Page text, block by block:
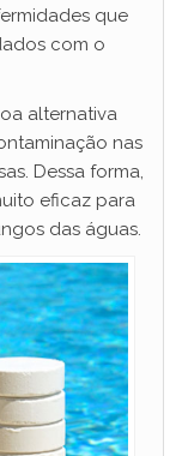
que
com o
alternativa
nas
Dessa forma,
eficaz para
das águas.